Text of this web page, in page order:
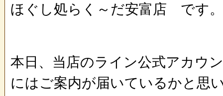
ほぐし処らく～だ安富店 です。
本日、当店のライン公式アカウ
にはご案内が届いているかと思